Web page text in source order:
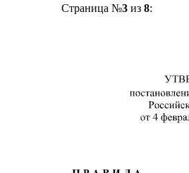
Страница №3из 8: